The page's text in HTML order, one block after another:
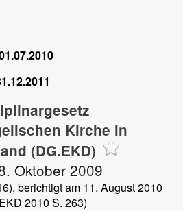
Kirche in
(DG.EKD)
Oktober 2009
berichtigt am 11. August 2010
2010 S. 263)